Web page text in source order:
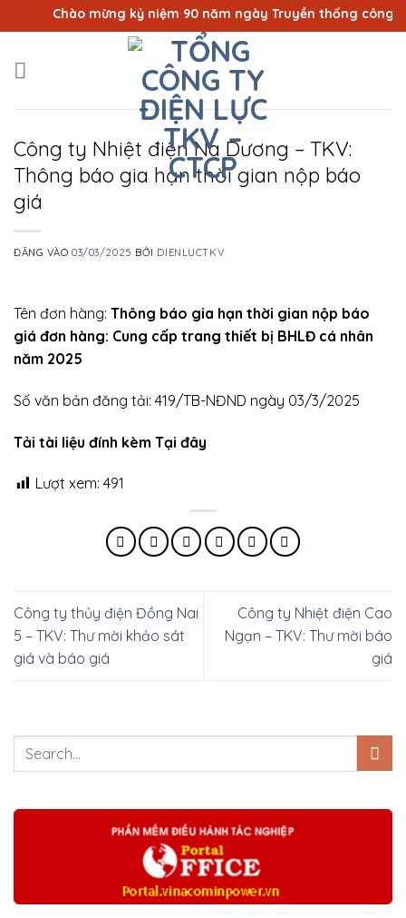
qua
dung
Chào mừng kỷ niệm 90 năm ngày Truyền thống công
Công ty Nhiệt điện Na Dương – TKV:
Thông báo gia hạn thời gian nộp báo
giá
ĐĂNG VÀO03/03/2025 BỞI DIENLUCTKV
Tên đơn hàng: Thông báo gia hạn thời gian nộp báo
giá đơn hàng: Cung cấp trang thiết bị BHLĐ cá nhân
năm 2025
Số văn bản đăng tải: 419/TB-NĐND ngày 03/3/2025
Tải tài liệu đính kèm Tại đây
Lượt xem: 491
Công ty thủy điện Đồng Nai
5 – TKV: Thư mời khảo sát
giá và báo giá
Công ty Nhiệt điện Cao
Ngạn – TKV: Thư mời báo
giá